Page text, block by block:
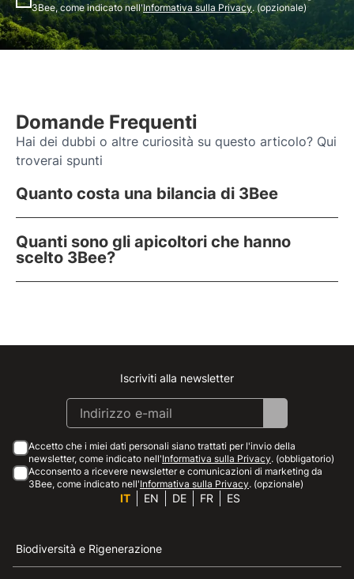
3Bee, come indicato nell'Informativa sulla Privacy. (opzionale)
Domande Frequenti
Hai dei dubbi o altre curiosità su questo articolo? Qui
troverai spunti
Quanto costa una bilancia di 3Bee
Quanti sono gli apicoltori che hanno
scelto 3Bee?
Instagram
Facebook
Linkedin
Youtube
Iscriviti alla newsletter
Accetto che i miei dati personali siano trattati per l'invio della
newsletter, come indicato nell'Informativa sulla Privacy. (obbligatorio)
Acconsento a ricevere newsletter e comunicazioni di marketing da
3Bee, come indicato nell'Informativa sulla Privacy. (opzionale)
IT EN DE FR ES
Biodiversità e Rigenerazione